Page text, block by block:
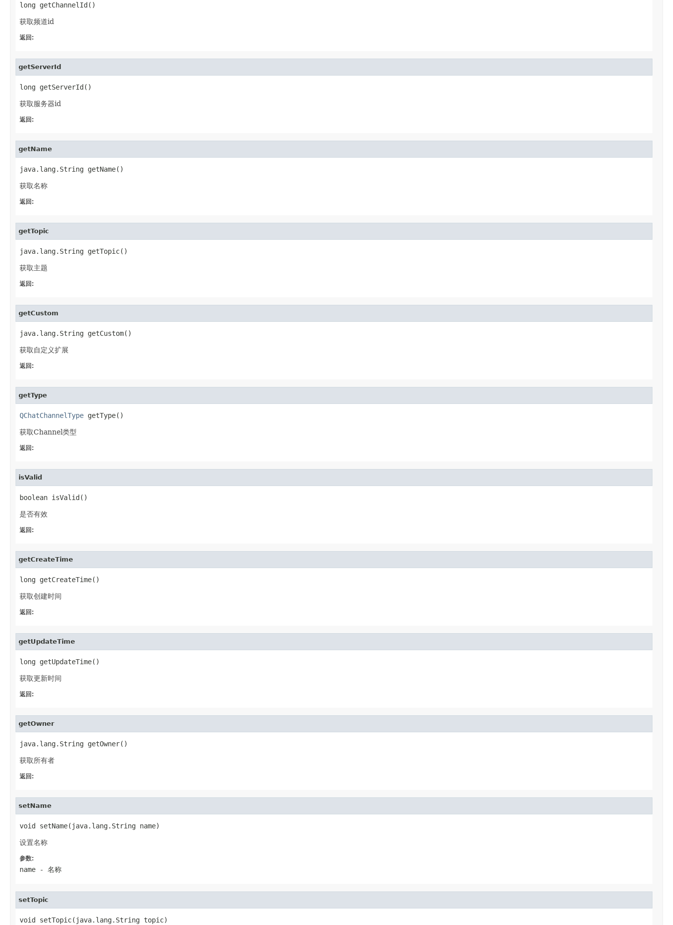
long getChannelId()
获取频道id
返回:
getServerId
long getServerId()
获取服务器id
返回:
getName
java.lang.String getName()
获取名称
返回:
getTopic
java.lang.String getTopic()
获取主题
返回:
getCustom
java.lang.String getCustom()
获取自定义扩展
返回:
getType
QChatChannelType getType()
获取Channel类型
返回:
isValid
boolean isValid()
是否有效
返回:
getCreateTime
long getCreateTime()
获取创建时间
返回:
getUpdateTime
long getUpdateTime()
获取更新时间
返回:
getOwner
java.lang.String getOwner()
获取所有者
返回:
setName
void setName(java.lang.String name)
设置名称
参数:
name - 名称
setTopic
void setTopic(java.lang.String topic)